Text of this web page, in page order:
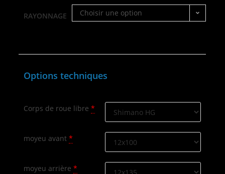
RAYONNAGE Choisir une option
Options techniques
Corps de roue libre *
moyeu avant *
moyeu arrière *